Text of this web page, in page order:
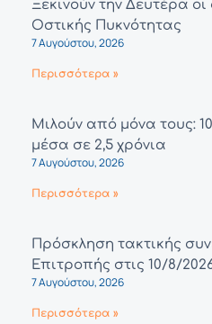
Ξεκινούν την Δευτέρα
Οστικής Πυκνότητας
7 Αυγούστου, 2026
Περισσότερα »
Μιλούν από μόνα τους:
μέσα σε 2,5 χρόνια
7 Αυγούστου, 2026
Περισσότερα »
Πρόσκληση τακτικής
Επιτροπής στις 10/8/
7 Αυγούστου, 2026
Περισσότερα »